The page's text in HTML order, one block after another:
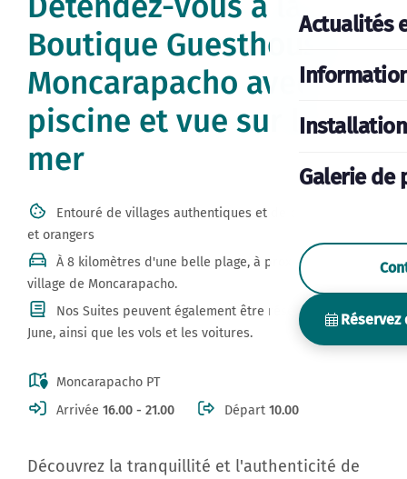
Boutique Guesthouse-
Moncarapacho avec
piscine et vue sur la
mer
Découvrez la tranquillité et l'authenticité de
Entouré de villages authentiques et de beaux oliviers
et orangers
À 8 kilomètres d'une belle plage, à proximité du
village de Moncarapacho.
Nos Suites peuvent également être réservées via By
June, ainsi que les vols et les voitures.
Moncarapacho PT
Arrivée 16.00 - 21.00 Départ 10.00
Actualités
Galerie de